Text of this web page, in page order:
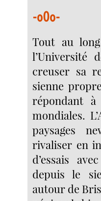
-o0o-
Tout au
l’Université
creuser sa
sienne
répondant
mondiales.
paysages
rivaliser en
d’essais
depuis le
autour de